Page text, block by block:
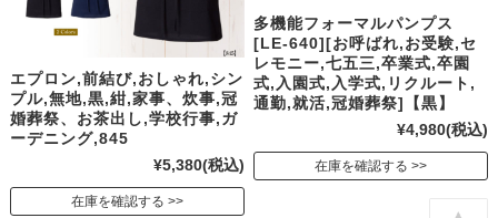
エプロン,前結び,おしゃれ,シン
プル,無地,黒,紺,家事、炊事,冠
婚葬祭、お茶出し,学校行事,ガ
ーデニング,845
¥5,380(税込)
在庫を確認する
多機能フォーマルパンプス
[LE-640][お呼ばれ,お受験,セ
レモニー,七五三,卒業式,卒園
式,入園式,入学式,リクルート,
通勤,就活,冠婚葬祭]【黒】
¥4,980(税込)
在庫を確認する